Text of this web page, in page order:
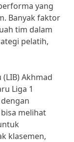
yang
Banyak faktor
tim dalam
pelatih,
Akhmad
Liga 1
melihat
klasemen,